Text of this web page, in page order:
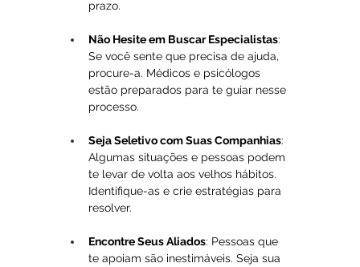
prazo.
Não Hesite em Buscar Especialistas:
Se você sente que precisa de ajuda,
procure-a. Médicos e psicólogos
estão preparados para te guiar nesse
processo.
Seja Seletivo com Suas Companhias:
Algumas situações e pessoas podem
te levar de volta aos velhos hábitos.
Identifique-as e crie estratégias para
resolver.
Encontre Seus Aliados: Pessoas que
te apoiam são inestimáveis. Seja sua